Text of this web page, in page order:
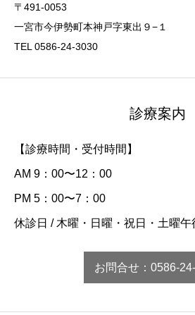
〒491-0053
一宮市今伊勢町本神戸字東出９−１
TEL 0586-24-3030
診療案内
【診療時間・受付時間】
AM 9：00〜12：00
PM 5：00〜7：00
休診日 / 木曜・日曜・祝日・土曜午
お問合せ：0586-